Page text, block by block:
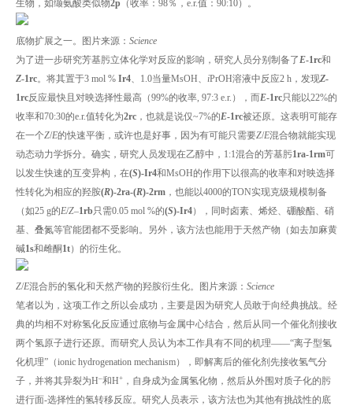
生物，如缬氨酸类似物2p （收率：98％，e.r.值：90:10）。
底物扩展之一。图片来源： Science
为了进一步研究芳基肟立体化学对反应的影响，研究人员分别制备了E-1rc和
Z-1rc。将其置于3 mol % Ir4、1.0当量MsOH、 iPrOH溶液中反应2 h，发现Z-
1rc反应最快且对映选择性最高（99%的收率, 97:3 e.r.），而E-1rc只能以22%的
收率和70:30的e.r.值转化为2rc ，也就是说仅~7%的E-1rc被还原。这表明可能存
在一个Z/E的快速平衡，或许也是好事，因为有可能只需要Z/E混合物就能实现
动态动力学拆分。确实，研究人员发现在乙醇中，1:1混合的芳基肟1ra-1rm可
以发生快速的互变异构，在(S)-Ir4和MsOH的作用下以很高的收率和对映选择
性转化为相应的羟胺(R)-2ra-(R)-2rm ，也能以4000的TON实现克级规模制备
（如25 g的E/Z–1rb只需0.05 mol %的(S)-Ir4），同时卤素、烯烃、硼酸酯、硝
基、叠氮等官能团都不受影响。另外，该方法也能用于天然产物（如去加麻黄
碱1s和雌酮 1t）的衍生化。
Z/E混合肟的氢化和天然产物的羟胺衍生化。图片来源： Science
笔者以为，这项工作之所以会成功，主要是因为研究人员敢于向经典挑战。经
典的均相不对称氢化反应通过底物与金属中心结合，然后从同一个催化剂接收
两个氢原子进行还原。而研究人员认为本工作具有不同的机理——“离子型氢
化机理”（ionic hydrogenation mechanism），即解离后的催化剂先接收氢气分
子，并将其异裂为H–和H+ ，自身成为金属氢化物，然后从外围对质子化的肟
进行面-选择性的氢转移反应。研究人员表示，该方法也为其他有挑战性的底